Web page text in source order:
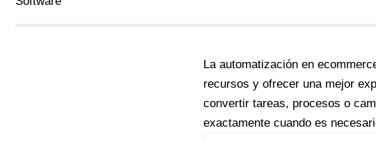
La automatización en
recursos y ofrecer una mejor
convertir tareas, procesos o
exactamente cuando es